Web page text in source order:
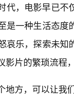
代，电影早已不
是一种生活态
哀乐，探索未
影片的繁琐流程
地方，可以让我